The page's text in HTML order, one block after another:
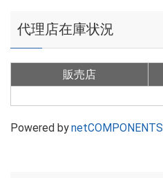
代理店在庫状況
販売店
Powered bynetCOMPONENTS